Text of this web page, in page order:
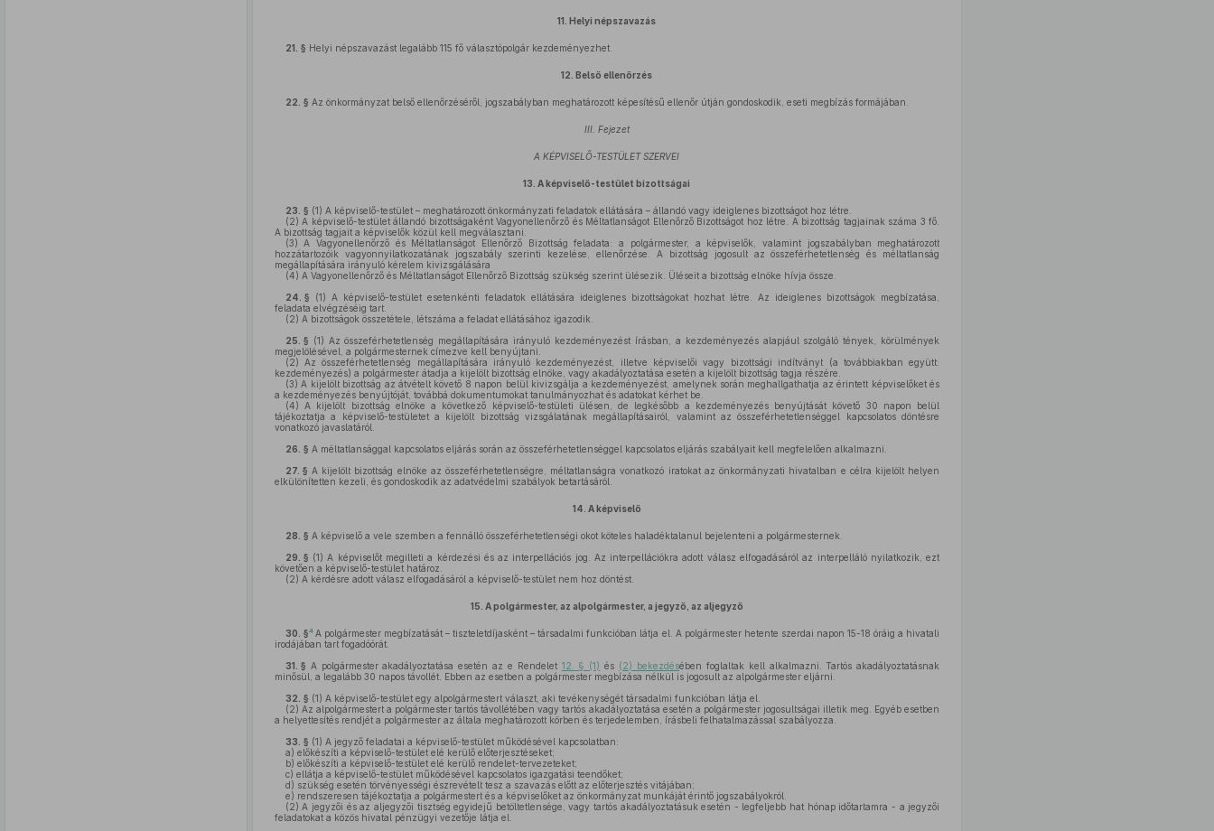
11. Helyi népszavazás
21. § Helyi népszavazást legalább 115 fő választópolgár kezdeményezhet.
12. Belső ellenőrzés
22. § Az önkormányzat belső ellenőrzéséről, jogszabályban meghatározott képesítésű ellenőr útján gondoskodik, eseti megbízás formájában.
III. Fejezet
A KÉPVISELŐ-TESTÜLET SZERVEI
13. A képviselő-testület bizottságai
23. § (1) A képviselő-testület – meghatározott önkormányzati feladatok ellátására – állandó vagy ideiglenes bizottságot hoz létre.
(2) A képviselő-testület állandó bizottságaként Vagyonellenőrző és Méltatlanságot Ellenőrző Bizottságot hoz létre. A bizottság tagjainak száma 3 fő.
A bizottság tagjait a képviselők közül kell megválasztani.
(3) A Vagyonellenőrző és Méltatlanságot Ellenőrző Bizottság feladata: a polgármester, a képviselők, valamint jogszabályban meghatározott
hozzátartozóik vagyonnyilatkozatának jogszabály szerinti kezelése, ellenőrzése. A bizottság jogosult az összeférhetetlenség és méltatlanság
megállapítására irányuló kérelem kivizsgálására
(4) A Vagyonellenőrző és Méltatlanságot Ellenőrző Bizottság szükség szerint ülésezik. Üléseit a bizottság elnöke hívja össze.
24. § (1) A képviselő-testület esetenkénti feladatok ellátására ideiglenes bizottságokat hozhat létre. Az ideiglenes bizottságok megbízatása,
feladata elvégzéséig tart.
(2) A bizottságok összetétele, létszáma a feladat ellátásához igazodik.
25. § (1) Az összeférhetetlenség megállapítására irányuló kezdeményezést írásban, a kezdeményezés alapjául szolgáló tények, körülmények
megjelölésével, a polgármesternek címezve kell benyújtani.
(2) Az összeférhetetlenség megállapítására irányuló kezdeményezést, illetve képviselői vagy bizottsági indítványt (a továbbiakban együtt:
kezdeményezés) a polgármester átadja a kijelölt bizottság elnöke, vagy akadályoztatása esetén a kijelölt bizottság tagja részére.
(3) A kijelölt bizottság az átvételt követő 8 napon belül kivizsgálja a kezdeményezést, amelynek során meghallgathatja az érintett képviselőket és
a kezdeményezés benyújtóját, továbbá dokumentumokat tanulmányozhat és adatokat kérhet be.
(4) A kijelölt bizottság elnöke a következő képviselő-testületi ülésen, de legkésőbb a kezdeményezés benyújtását követő 30 napon belül
tájékoztatja a képviselő-testületet a kijelölt bizottság vizsgálatának megállapításairól, valamint az összeférhetetlenséggel kapcsolatos döntésre
vonatkozó javaslatáról.
26. § A méltatlansággal kapcsolatos eljárás során az összeférhetetlenséggel kapcsolatos eljárás szabályait kell megfelelően alkalmazni.
27. § A kijelölt bizottság elnöke az összeférhetetlenségre, méltatlanságra vonatkozó iratokat az önkormányzati hivatalban e célra kijelölt helyen
elkülönítetten kezeli, és gondoskodik az adatvédelmi szabályok betartásáról.
14. A képviselő
28. § A képviselő a vele szemben a fennálló összeférhetetlenségi okot köteles haladéktalanul bejelenteni a polgármesternek.
29. § (1) A képviselőt megilleti a kérdezési és az interpellációs jog. Az interpellációkra adott válasz elfogadásáról az interpelláló nyilatkozik, ezt
követően a képviselő-testület határoz.
(2) A kérdésre adott válasz elfogadásáról a képviselő-testület nem hoz döntést.
15. A polgármester, az alpolgármester, a jegyző, az aljegyző
30. §4 A polgármester megbízatását – tiszteletdíjasként – társadalmi funkcióban látja el. A polgármester hetente szerdai napon 15-18 óráig a hivatali
irodájában tart fogadóórát.
31. § A polgármester akadályoztatása esetén az e Rendelet 12. § (1) és (2) bekezdésében foglaltak kell alkalmazni. Tartós akadályoztatásnak
minősül, a legalább 30 napos távollét. Ebben az esetben a polgármester megbízása nélkül is jogosult az alpolgármester eljárni.
32. § (1) A képviselő-testület egy alpolgármestert választ, aki tevékenységét társadalmi funkcióban látja el.
(2) Az alpolgármestert a polgármester tartós távollétében vagy tartós akadályoztatása esetén a polgármester jogosultságai illetik meg. Egyéb esetben
a helyettesítés rendjét a polgármester az általa meghatározott körben és terjedelemben, írásbeli felhatalmazással szabályozza.
33. § (1) A jegyző feladatai a képviselő-testület működésével kapcsolatban:
a) előkészíti a képviselő-testület elé kerülő előterjesztéseket;
b) előkészíti a képviselő-testület elé kerülő rendelet-tervezeteket;
c) ellátja a képviselő-testület működésével kapcsolatos igazgatási teendőket;
d) szükség esetén törvényességi észrevételt tesz a szavazás előtt az előterjesztés vitájában;
e) rendszeresen tájékoztatja a polgármestert és a képviselőket az önkormányzat munkáját érintő jogszabályokról.
(2) A jegyzői és az aljegyzői tisztség egyidejű betöltetlensége, vagy tartós akadályoztatásuk esetén - legfeljebb hat hónap időtartamra - a jegyzői
feladatokat a közös hivatal pénzügyi vezetője látja el.